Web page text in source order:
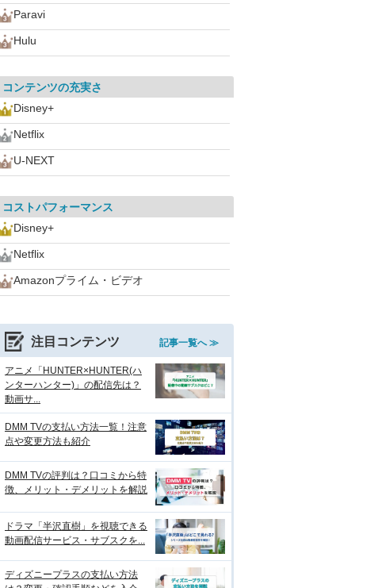
Paravi
Hulu
コンテンツの充実さ
Disney+
Netflix
U-NEXT
コストパフォーマンス
Disney+
Netflix
Amazonプライム・ビデオ
注目コンテンツ 記事一覧へ ≫
アニメ「HUNTER×HUNTER(ハ
ンターハンター)」の配信先は？
動画サ...
DMM TVの支払い方法一覧！注意
点や変更方法も紹介
DMM TVの評判は？口コミから特
徴、メリット・デメリットを解説
ドラマ「半沢直樹」を視聴できる
動画配信サービス・サブスクを...
ディズニープラスの支払い方法